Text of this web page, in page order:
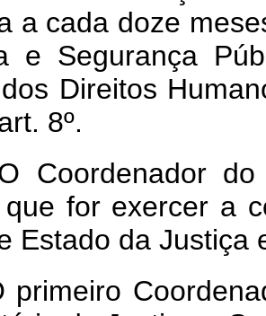
a cada doze
e Segurança
Direitos
8º.
Coordenador do
que for exercer a
Estado da Justiça